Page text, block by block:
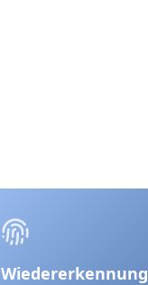
Wiedererkennung